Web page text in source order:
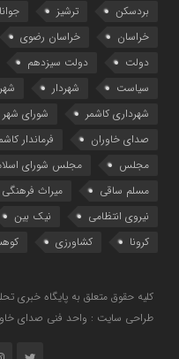
بردسکن
ترشیز
خراسان
خراسان رضوی
دولت
دولت سیزدهم
سیاست
شهردار
شهرداری کاشمر
شورای شهر
صدای خاوران
فرماندار
مجلس
مجلس شورای
مسلم ساقی
میراث فرهنگی
نیروی انتظامی
نیک بین
کرونا
کشاورزی
کلیه حقوق متعلق به پایگاه خبری
طراحی سایت : واحد فنی صدای